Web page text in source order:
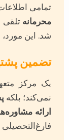
تمامی
محرمانه
شد. این
تضمین
یک مرکز
نمی‌کند؛ بلکه
ارائه